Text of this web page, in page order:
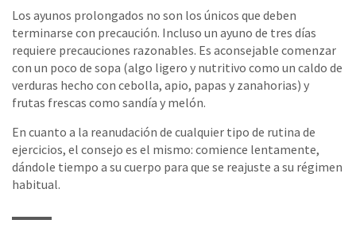
Los ayunos prolongados no son los únicos que deben
terminarse con precaución. Incluso un ayuno de tres días
requiere precauciones razonables. Es aconsejable comenzar
con un poco de sopa (algo ligero y nutritivo como un caldo de
verduras hecho con cebolla, apio, papas y zanahorias) y
frutas frescas como sandía y melón.
En cuanto a la reanudación de cualquier tipo de rutina de
ejercicios, el consejo es el mismo: comience lentamente,
dándole tiempo a su cuerpo para que se reajuste a su régimen
habitual.